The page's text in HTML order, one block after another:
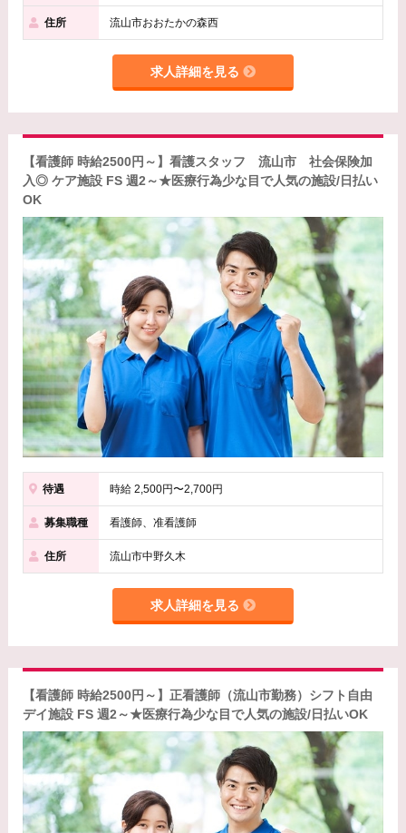
住所 流山市おおたかの森西
求人詳細を見る
【看護師 時給2500円～】看護スタッフ 流山市 社会保険加
入◎ ケア施設 FS 週2～★医療行為少な目で人気の施設/日払い
OK
待遇 時給 2,500円〜2,700円
募集職種 看護師、准看護師
住所 流山市中野久木
求人詳細を見る
【看護師 時給2500円～】正看護師（流山市勤務）シフト自由
デイ施設 FS 週2～★医療行為少な目で人気の施設/日払いOK